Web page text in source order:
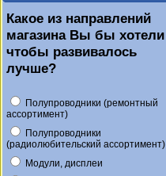
Какое из направлений
магазина Вы бы хотели
чтобы развивалось
лучше?
Полупроводники (ремонтный
ассортимент)
Полупроводники
(радиолюбительский ассортимент)
Модули, дисплеи